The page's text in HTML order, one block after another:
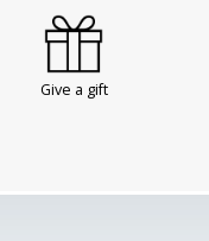
Give a gift